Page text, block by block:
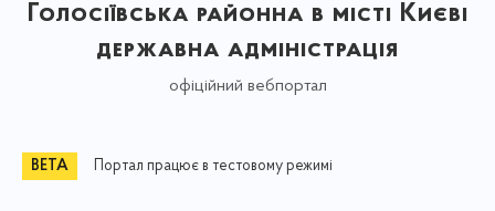
Голосіївська районна в місті Києві
державна адміністрація
офіційний вебпортал
Портал працює в тестовому режимі